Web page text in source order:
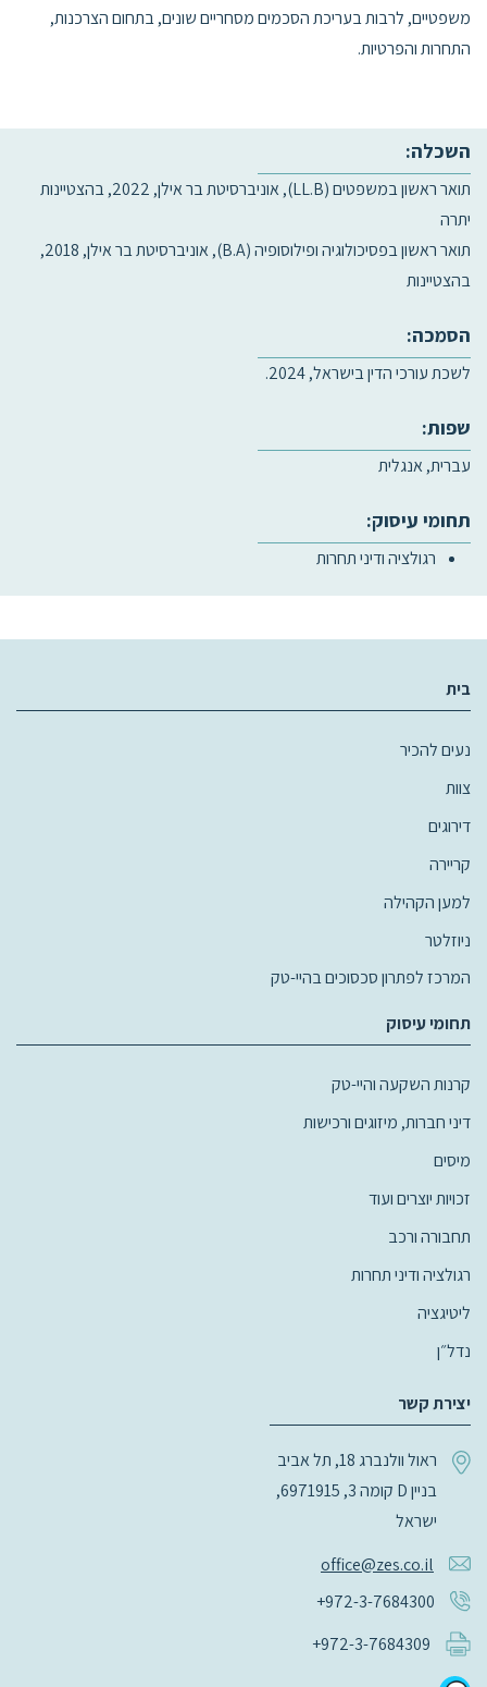
משפטיים, לרבות בעריכת הסכמים מסחריים שונים, בתחום הצרכנות,
התחרות והפרטיות.
השכלה:
תואר ראשון במשפטים (LL.B), אוניברסיטת בר אילן, 2022, בהצטיינות
יתרה
תואר ראשון בפסיכולוגיה ופילוסופיה (B.A), אוניברסיטת בר אילן, 2018,
בהצטיינות
הסמכה:
לשכת עורכי הדין בישראל, 2024.
שפות:
עברית, אנגלית
תחומי עיסוק:
רגולציה ודיני תחרות
בית
נעים להכיר
צוות
דירוגים
קריירה
למען הקהילה
ניוזלטר
המרכז לפתרון סכסוכים בהיי-טק
תחומי עיסוק
קרנות השקעה והיי-טק
דיני חברות, מיזוגים ורכישות
מיסים
זכויות יוצרים ועוד
תחבורה ורכב
רגולציה ודיני תחרות
ליטיגציה
נדל״ן
יצירת קשר
ראול וולנברג 18, תל אביב
בניין D קומה 3, 6971915,
ישראל
office@zes.co.il
+972-3-7684300
+972-3-7684309